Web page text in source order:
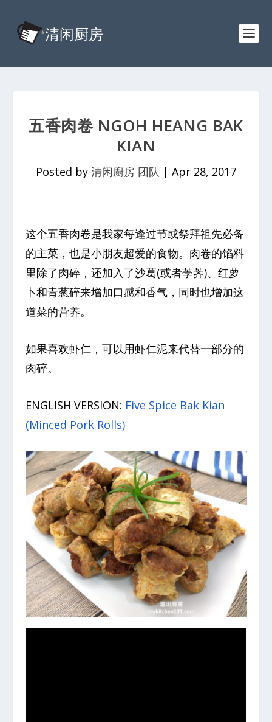
五香肉卷 NGOH HEANG BAK
KIAN
Posted by 清闲廚房 团队 | Apr 28, 2017
这个五香肉卷是我家每逢过节或祭拜祖先必备
的主菜，也是小朋友超爱的食物。肉卷的馅料
里除了肉碎，还加入了沙葛(或者荸荠)、红萝
卜和青葱碎来增加口感和香气，同时也增加这
道菜的营养。
如果喜欢虾仁，可以用虾仁泥来代替一部分的
肉碎。
ENGLISH VERSION: Five Spice Bak Kian
(Minced Pork Rolls)